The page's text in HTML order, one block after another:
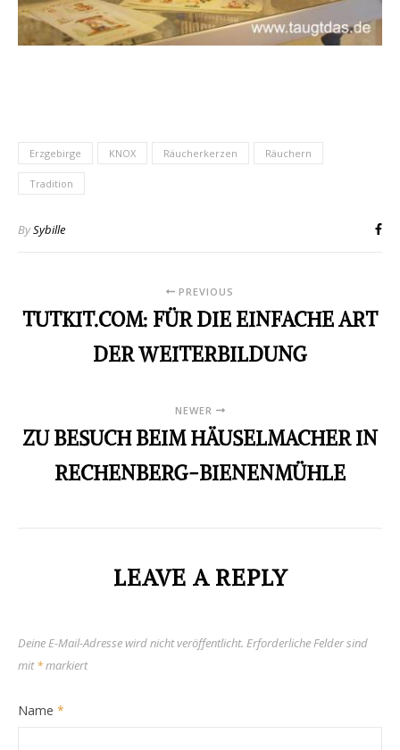
Erzgebirge KNOX Räucherkerzen Räuchern
Tradition
BySybille
PREVIOUS
TUTKIT.COM: FÜR DIE EINFACHE ART
DER WEITERBILDUNG
NEWER
ZU BESUCH BEIM HÄUSELMACHER IN
RECHENBERG-BIENENMÜHLE
LEAVE A REPLY
Deine E-Mail-Adresse wird nicht veröffentlicht. Erforderliche Felder sind
mit*markiert
Name *